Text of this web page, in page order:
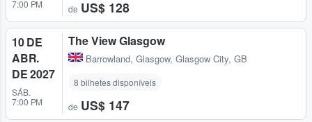
7:00 PM
de US$ 128
10 DE
ABR.
DE 2027
SÁB.
7:00 PM
The View Glasgow
Barrowland, Glasgow, Glasgow City, GB
8 bilhetes disponíveis
de US$ 147